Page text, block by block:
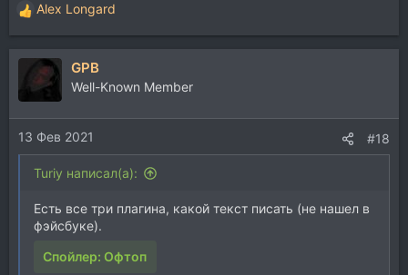
Р
е
а
и
и
:
Alex Longard
GPB
Well-Known Member
13 Фев 2021 #18
Turiy написал(а):
Есть все три плагина, какой текст писать (не нашел в
фэйсбуке).
Спойлер: Офтоп